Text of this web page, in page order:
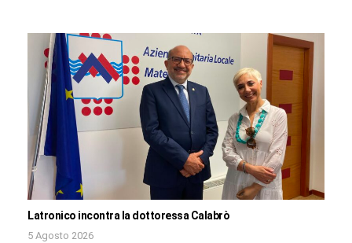
Latronico incontra la dottoressa Calabrò
5 Agosto 2026